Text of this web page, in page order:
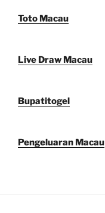
Toto Macau
Live Draw Macau
Bupatitogel
Pengeluaran Macau